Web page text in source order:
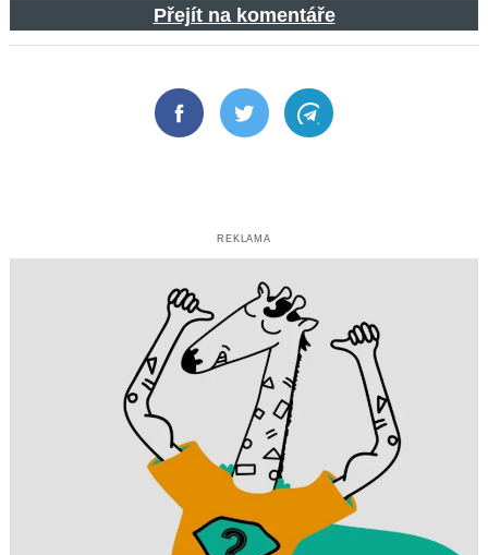
Přejít na komentáře
FacebookTwitter Telegram
REKLAMA